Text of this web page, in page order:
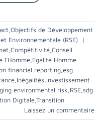
Objectifs de Développement
Environnementale (RSE)
|
Compétitivité Conseil
l’Homme Egalité Homme
financial reporting esg
Inégalités investissement
environmental risk RSE sdg
DigitaleTransition
Laissez un commentaire